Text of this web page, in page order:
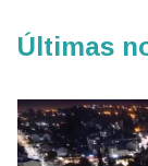
Últimas